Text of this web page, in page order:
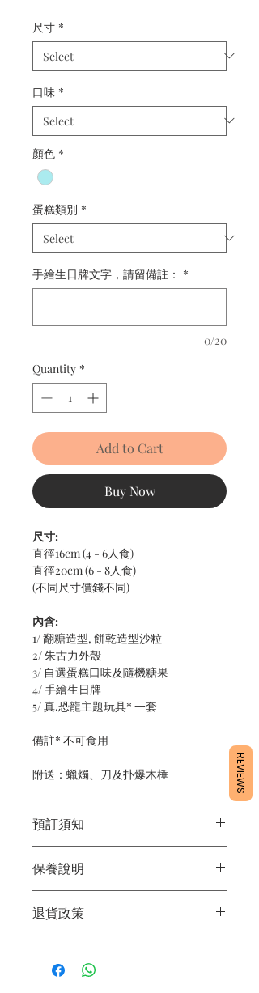
尺寸 *
口味 *
顏色 *
蛋糕類別 *
手繪生日牌文字，請留備註： *
0/20
Quantity *
Add to Cart
Buy Now
尺寸:
直徑16cm (4 - 6人食)
直徑20cm (6 - 8人食)
(不同尺寸價錢不同)
內含:
1/ 翻糖造型, 餅乾造型沙粒
2/ 朱古力外殼
3/ 自選蛋糕口味及隨機糖果
4/ 手繪生日牌
5/ 真.恐龍主題玩具* 一套
備註* 不可食用
附送：蠟燭、刀及扑爆木棰
預訂須知
定日期取貨請提早10 - 14天前落單🤗
2/ 下單後24小時內會有專人電郵確認訂
單
3/ 取貨時需要出示確認訊息 或 訂單編
店】
保養說明
2/ 運送時避免大力搖晃
退貨政策
作，不設退換。
REVIEWS